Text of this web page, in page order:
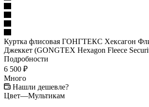
Куртка флисовая ГОНГТЕКС Хексагон
Джеккет (GONGTEX Hexagon Fleece
Подробности
6 500 ₽
Много
Нашли дешевле?
Цвет—Мультикам